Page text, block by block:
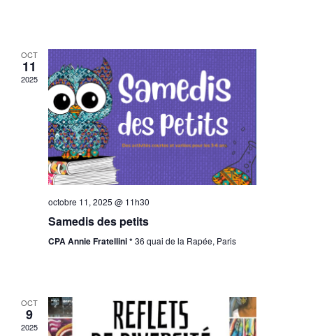
OCT
11
2025
octobre 11, 2025 @ 11h30
Samedis des petits
CPA Annie Fratellini *36 quai de la Rapée, Paris
OCT
9
2025